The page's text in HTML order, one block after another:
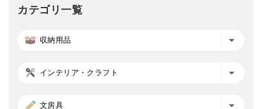
カテゴリ一覧
収納用品
インテリア・クラフト
文房具